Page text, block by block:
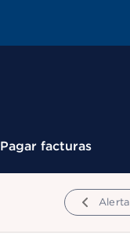
Pagar facturas